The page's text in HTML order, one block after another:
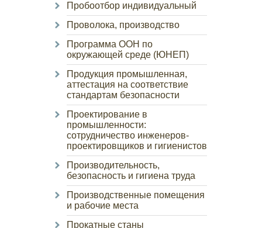
Пробоотбор индивидуальный
Проволока, производство
Программа ООН по
окружающей среде (ЮНЕП)
Продукция промышленная,
аттестация на соответствие
стандартам безопасности
Проектирование в
промышленности:
сотрудничество инженеров-
проектировщиков и гигиенистов
Производительность,
безопасность и гигиена труда
Производственные помещения
и рабочие места
Прокатные станы